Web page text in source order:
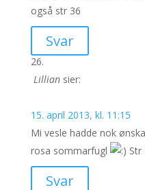
også str 36
Svar
Lillian sier:
15. april 2013, kl. 11:15
Mi vesle hadde nok
rosa sommarfugl
Str
Svar